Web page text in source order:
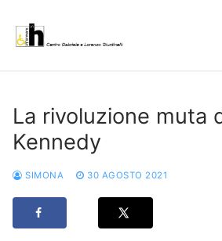
contenuto
La rivoluzione muta
Kennedy
SIMONA 30 AGOSTO 2021